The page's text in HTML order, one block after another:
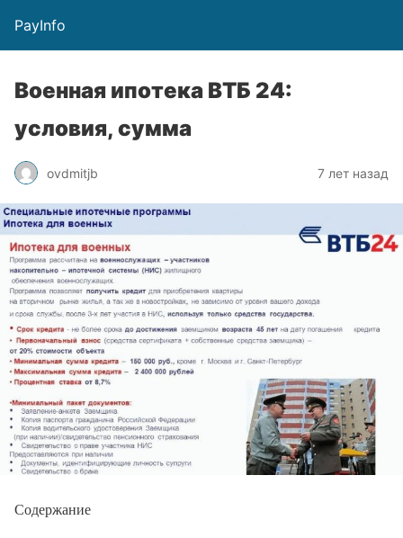
PayInfo
Военная ипотека ВТБ 24:
условия, сумма
ovdmitjb 7 лет назад
Содержание